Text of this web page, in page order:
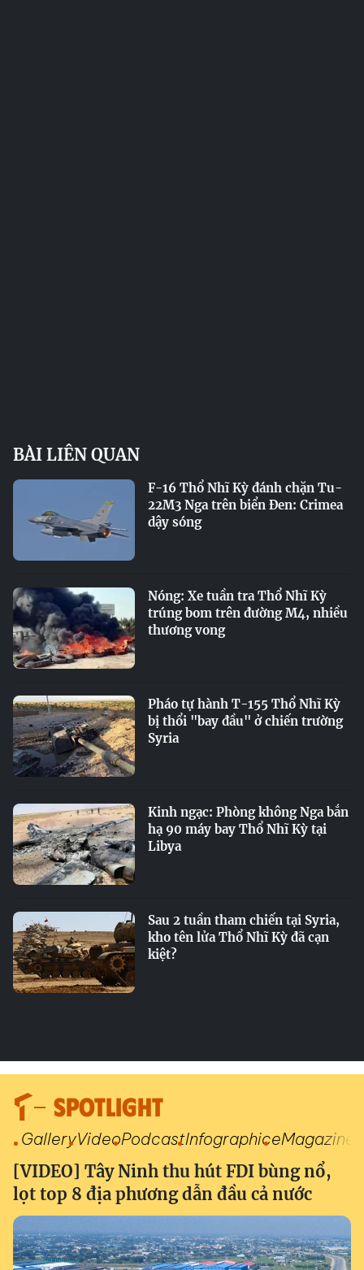
BÀI LIÊN QUAN
F-16 Thổ Nhĩ Kỳ đánh chặn Tu-
22M3 Nga trên biển Đen: Crimea
dậy sóng
Nóng: Xe tuần tra Thổ Nhĩ Kỳ
trúng bom trên đường M4, nhiều
thương vong
Pháo tự hành T-155 Thổ Nhĩ Kỳ
bị thổi "bay đầu" ở chiến trường
Syria
Kinh ngạc: Phòng không Nga bắn
hạ 90 máy bay Thổ Nhĩ Kỳ tại
Libya
Sau 2 tuần tham chiến tại Syria,
kho tên lửa Thổ Nhĩ Kỳ đã cạn
kiệt?
SPOTLIGHT
GalleryVideoPodcastInfographiceMagazine
[VIDEO] Tây Ninh thu hút FDI bùng nổ,
lọt top 8 địa phương dẫn đầu cả nước